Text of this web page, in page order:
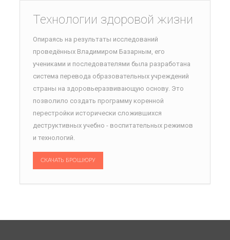
Технологии здоровой жизни
Опираясь на результаты исследований
проведённых Владимиром Базарным, его
учениками и последователями была разработана
система перевода образовательных учреждений
страны на здоровьеразвивающую основу. Это
позволило создать программу коренной
перестройки исторически сложившихся
деструктивных учебно - воспитательных режимов
и технологий.
СКАЧАТЬ БРОШЮРУ